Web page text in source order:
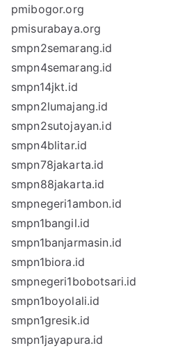
pmibogor.org
pmisurabaya.org
smpn2semarang.id
smpn4semarang.id
smpn14jkt.id
smpn2lumajang.id
smpn2sutojayan.id
smpn4blitar.id
smpn78jakarta.id
smpn88jakarta.id
smpnegeri1ambon.id
smpn1bangil.id
smpn1banjarmasin.id
smpn1biora.id
smpnegeri1bobotsari.id
smpn1boyolali.id
smpn1gresik.id
smpn1jayapura.id